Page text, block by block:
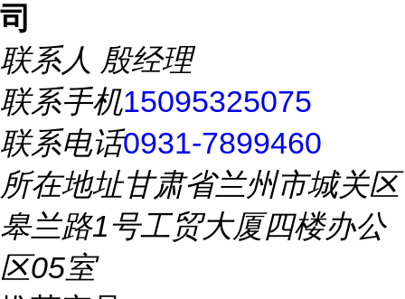
司
联系人 殷经理
联系手机15095325075
联系电话0931-7899460
所在地址甘肃省兰州市城关区
皋兰路1号工贸大厦四楼办公
区05室